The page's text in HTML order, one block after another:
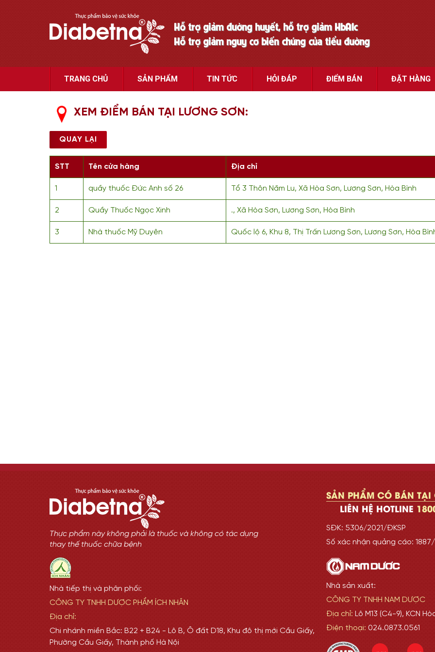
Hỗ trợ giảm đường huyết, hỗ trợ giảm HbA1c
Hỗ trợ giảm nguy cơ biến chứng của tiểu đường
TRANG CHỦ SẢN PHẨM TIN TỨC HỎI ĐÁP ĐIỂM BÁN ĐẶT HÀNG
XEM ĐIỂM BÁN TẠI LƯƠNG SƠN:
QUAY LẠI
STT Tên cửa hàng Địa chỉ
1 quầy thuốc Đức Anh số 26 Tổ 3 Thôn Năm Lu, Xã Hòa Sơn, Lương Sơn, Hòa Bình
2 Quầy Thuốc Ngọc Xinh ., Xã Hòa Sơn, Lương Sơn, Hòa Bình
3 Nhà thuốc Mỹ Duyên Quốc lộ 6, Khu 8, Thị Trấn Lương Sơn, Lương Sơn, Hòa
Thực phẩm này không phải là thuốc và không có tác dụng
thay thế thuốc chữa bệnh
Nhà tiếp thị và phân phối:
CÔNG TY TNHH DƯỢC PHẨM ÍCH NHÂN
Địa chỉ:
Chi nhánh miền Bắc: B22 + B24 - Lô B, Ô đất D18, Khu đô thị mới Cầu Giấy,
Phường Cầu Giấy, Thành phố Hà Nội
SẢN PHẨM CÓ BÁN TẠI
LIÊN HỆ HOTLINE
SĐK: 5306/2021/ĐKSP
Số xác nhận quảng cáo:
Nhà sản xuất:
CÔNG TY TNHH NAM DƯỢC
Địa chỉ: Lô M13 (C4-9), KCN
Điện thoại: 024.0873.0561